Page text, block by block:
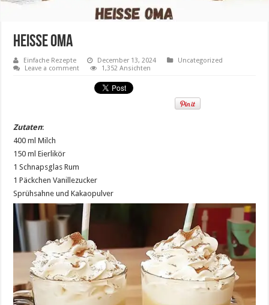
Heiße Oma
Einfache Rezepte December 13, 2024
Uncategorized
Leave a comment
1,352 Ansichten
Zutaten:
400 ml Milch
150 ml Eierlikör
1 Schnapsglas Rum
1 Päckchen Vanillezucker
Sprühsahne und Kakaopulver